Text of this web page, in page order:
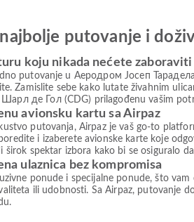
putovanje i
koju nikada nećete zaboraviti
putovanje u Аеродром Јосеп
Zamislite sebe kako lutate živahnim
де Гол (CDG) prilagođenu vašim
avionsku kartu sa Airpaz
putovanja, Airpaz je vaš go-to
i izaberete avionske karte koje
širok spektar izbora kako bi se osiguralo
ulaznica bez kompromisa
ponude i specijalne ponude, što
ili udobnosti. Sa Airpaz, putovanje